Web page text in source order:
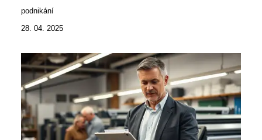
podnikání
28. 04. 2025